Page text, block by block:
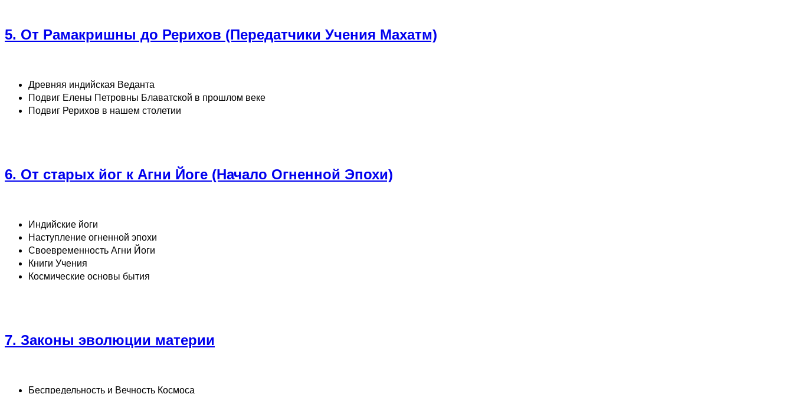
5. От Рамакришны до Рерихов (Передатчики Учения Махатм)
Древняя индийская Веданта
Подвиг Елены Петровны Блаватской в прошлом веке
Подвиг Рерихов в нашем столетии
6. От старых йог к Агни Йоге (Начало Огненной Эпохи)
Индийские йоги
Наступление огненной эпохи
Своевременность Агни Йоги
Книги Учения
Космические основы бытия
7. Законы эволюции материи
Беспредельность и Вечность Космоса